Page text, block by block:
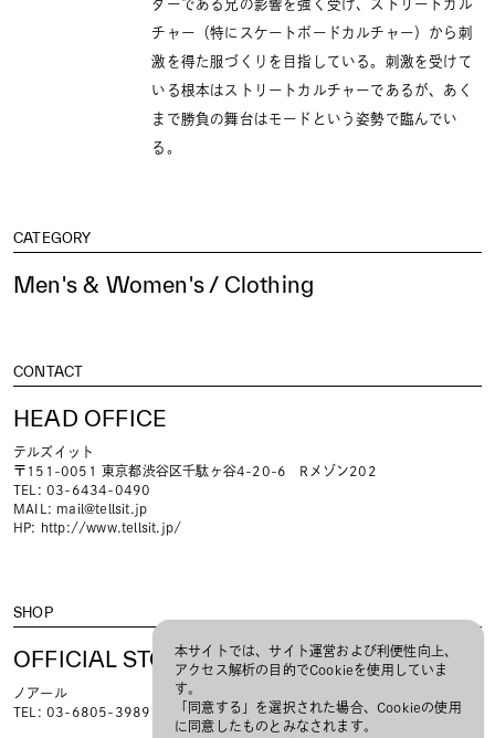
ターである兄の影響を強く受け、ストリートカル
チャー（特にスケートボードカルチャー）から刺
激を得た服づくりを目指している。刺激を受けて
いる根本はストリートカルチャーであるが、あく
まで勝負の舞台はモードという姿勢で臨んでい
る。
CATEGORY
Men's & Women's / Clothing
CONTACT
HEAD OFFICE
テルズイット
〒151-0051 東京都渋谷区千駄ヶ谷4-20-6 Rメゾン202
TEL: 03-6434-0490
MAIL: mail@tellsit.jp
HP: http://www.tellsit.jp/
SHOP
OFFICIAL STORE
ノアール
TEL: 03-6805-3989
本サイトでは、サイト運営および利便性向上、
アクセス解析の目的でCookieを使用していま
す。
「同意する」を選択された場合、Cookieの使用
に同意したものとみなされます。